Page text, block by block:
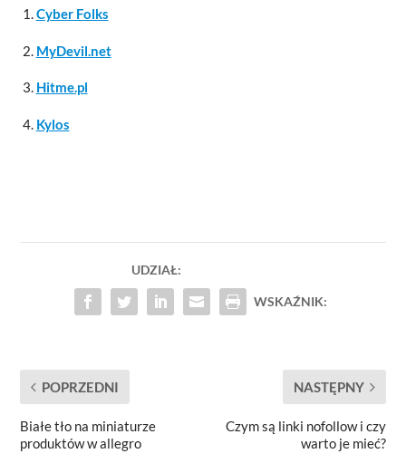
Cyber Folks
MyDevil.net
Hitme.pl
Kylos
UDZIAŁ:
WSKAŹNIK:
POPRZEDNI
Białe tło na miniaturze
produktów w allegro
NASTĘPNY
Czym są linki nofollow i czy
warto je mieć?